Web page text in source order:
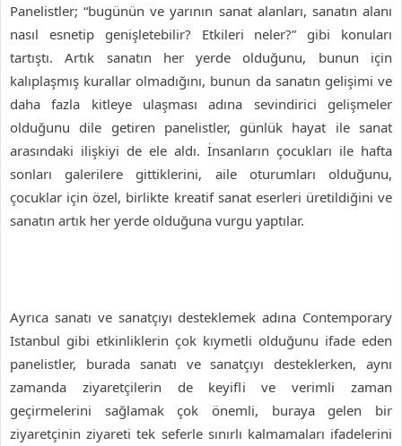
Panelistler; “bugünün ve yarının sanat alanları, sanatın alanı
nasıl esnetip genişletebilir? Etkileri neler?” gibi konuları
tartıştı. Artık sanatın her yerde olduğunu, bunun için
kalıplaşmış kurallar olmadığını, bunun da sanatın gelişimi ve
daha fazla kitleye ulaşması adına sevindirici gelişmeler
olduğunu dile getiren panelistler, günlük hayat ile sanat
arasındaki ilişkiyi de ele aldı. İnsanların çocukları ile hafta
sonları galerilere gittiklerini, aile oturumları olduğunu,
çocuklar için özel, birlikte kreatif sanat eserleri üretildiğini ve
sanatın artık her yerde olduğuna vurgu yaptılar.
Ayrıca sanatı ve sanatçıyı desteklemek adına Contemporary
Istanbul gibi etkinliklerin çok kıymetli olduğunu ifade eden
panelistler, burada sanatı ve sanatçıyı desteklerken, aynı
zamanda ziyaretçilerin de keyifli ve verimli zaman
geçirmelerini sağlamak çok önemli, buraya gelen bir
ziyaretçinin ziyareti tek seferle sınırlı kalmamaları ifadelerini